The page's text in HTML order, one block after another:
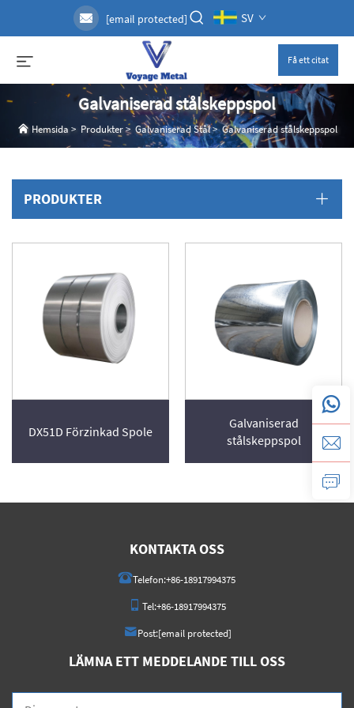
[email protected] SV
Få ett citat
Galvaniserad stålskeppspol
Hemsida> Produkter> Galvaniserad Stål>Galvaniserad stålskeppspol
PRODUKTER
DX51D Förzinkad Spole
Galvaniserad
stålskeppspol
KONTAKTA OSS
Telefon:+86-18917994375
Tel:+86-18917994375
Post:[email protected]
LÄMNA ETT MEDDELANDE TILL OSS